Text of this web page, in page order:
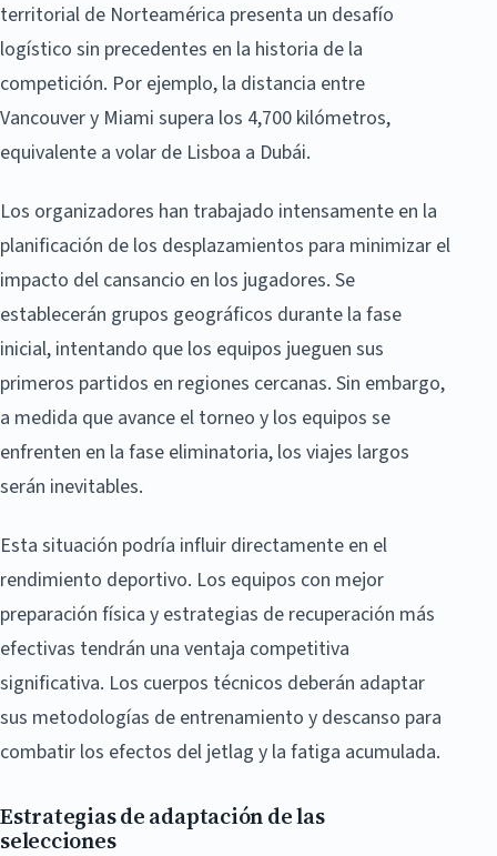
territorial de Norteamérica presenta un desafío
logístico sin precedentes en la historia de la
competición. Por ejemplo, la distancia entre
Vancouver y Miami supera los 4,700 kilómetros,
equivalente a volar de Lisboa a Dubái.
Los organizadores han trabajado intensamente en la
planificación de los desplazamientos para minimizar el
impacto del cansancio en los jugadores. Se
establecerán grupos geográficos durante la fase
inicial, intentando que los equipos jueguen sus
primeros partidos en regiones cercanas. Sin embargo,
a medida que avance el torneo y los equipos se
enfrenten en la fase eliminatoria, los viajes largos
serán inevitables.
Esta situación podría influir directamente en el
rendimiento deportivo. Los equipos con mejor
preparación física y estrategias de recuperación más
efectivas tendrán una ventaja competitiva
significativa. Los cuerpos técnicos deberán adaptar
sus metodologías de entrenamiento y descanso para
combatir los efectos del jetlag y la fatiga acumulada.
Estrategias de adaptación de las
selecciones